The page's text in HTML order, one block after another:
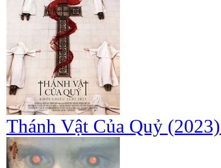
Thánh Vật Của Quỷ